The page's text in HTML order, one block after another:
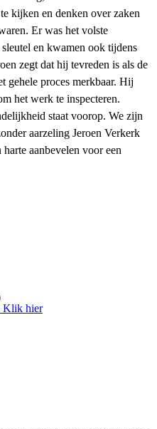
kijken en denken over zaken
Er was het volste
en kwamen ook tijdens
zegt dat hij tevreden is als de
gehele proces merkbaar. Hij
het werk te inspecteren.
staat voorop. We zijn
aarzeling Jeroen Verkerk
aanbevelen voor een
Klik hier